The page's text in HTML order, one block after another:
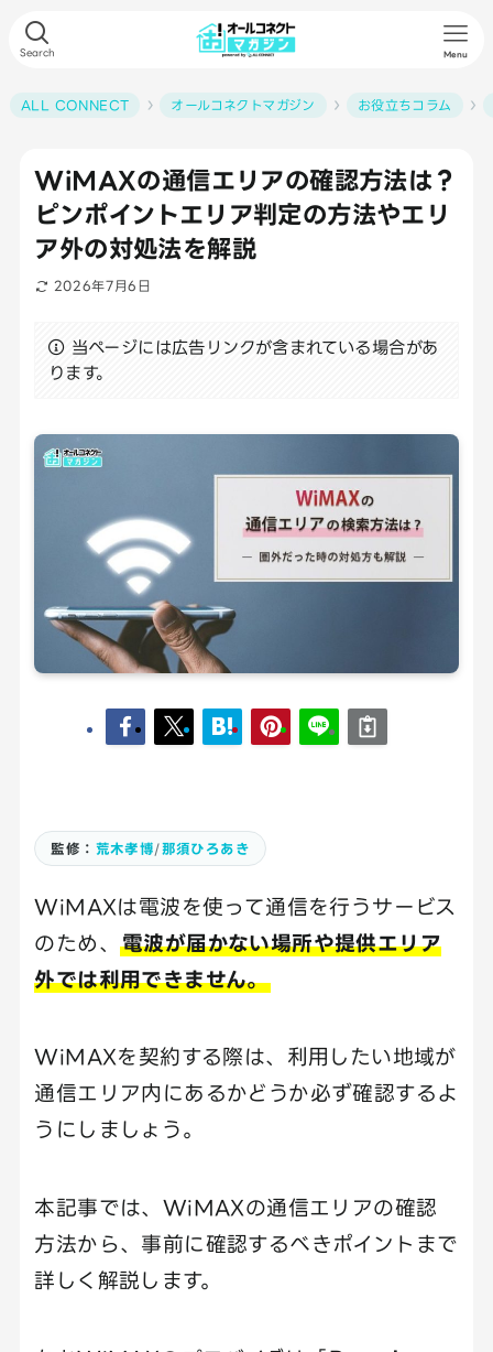
Search Menu
ALL CONNECT オールコネクトマガジン お役立ちコラム
WiMAXの通信エリアの確認方法は？
ピンポイントエリア判定の方法やエリ
ア外の対処法を解説
2026年7月6日
当ページには広告リンクが含まれている場合があ
ります。
監修： 荒木孝博/那須ひろあき
WiMAXは電波を使って通信を行うサービス
のため、 電波が届かない場所や提供エリア
外では利用できません。
WiMAXを契約する際は、利用したい地域が
通信エリア内にあるかどうか必ず確認するよ
うにしましょう。
本記事では、WiMAXの通信エリアの確認
方法から、事前に確認するべきポイントまで
詳しく解説します。